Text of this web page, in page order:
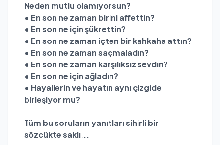
Neden mutlu olamıyorsun?
• En son ne zaman birini affettin?
• En son ne için şükrettin?
• En son ne zaman içten bir kahkaha attın?
• En son ne zaman saçmaladın?
• En son ne zaman karşılıksız sevdin?
• En son ne için ağladın?
• Hayallerin ve hayatın aynı çizgide
birleşiyor mu?
Tüm bu soruların yanıtları sihirli bir
sözcükte saklı...